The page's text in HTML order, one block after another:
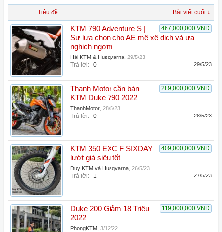
Tiêu đề Bài viết cuối ↓
467,000,000 VNĐ
KTM 790 Adventure S |
Sự lựa chọn cho AE mê xê dịch và ưa
nghịch ngợm
Hải KTM & Husqvarna 29/5/23
Trả lời: 0 29/5/23
289,000,000 VNĐ
Thanh Motor cần bán
KTM Duke 790 2022
ThanhMotor 28/5/23
Trả lời: 0 28/5/23
409,000,000 VNĐ
KTM 350 EXC F SIXDAY
lướt giá siêu tốt
Duy KTM và Husqvarna 26/5/23
Trả lời: 1 27/5/23
119,000,000 VNĐ
Duke 200 Giảm 18 Triệu
2022
PhongKTM 3/12/22